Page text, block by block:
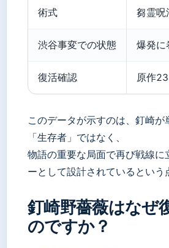
術式 芻霊呪
渋谷事変での状態 爆発に
復活確認 原作
このデータが示すのは、釘崎が
「生存者」ではなく、
物語の重要な局面で再び戦線に
ーとして設計されているという
釘崎野薔薇はなぜ
のですか？